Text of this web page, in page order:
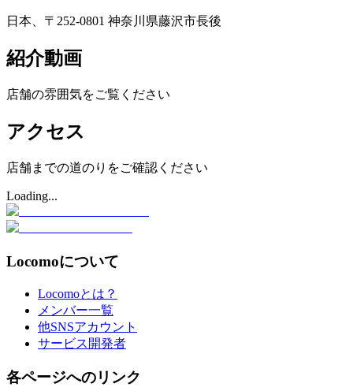
日本、〒252-0801 神奈川県藤沢市長後
紹介動画
店舗の雰囲気をご覧ください
アクセス
店舗までの道のりをご確認ください
Loading...
Locomoについて
Locomoとは？
メンバー一覧
他SNSアカウント
サービス開発者
各ページへのリンク